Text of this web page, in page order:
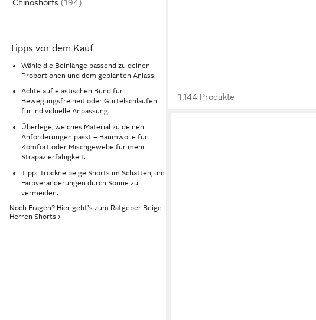
Chinoshorts
Tipps vor dem Kauf
Wähle die Beinlänge passend zu deinen
Proportionen und dem geplanten Anlass.
Achte auf elastischen Bund für
Bewegungsfreiheit oder Gürtelschlaufen
für individuelle Anpassung.
Überlege, welches Material zu deinen
Anforderungen passt – Baumwolle für
Komfort oder Mischgewebe für mehr
Strapazierfähigkeit.
Tipp: Trockne beige Shorts im Schatten, um
Farbveränderungen durch Sonne zu
vermeiden.
Noch Fragen? Hier geht's zum Ratgeber Beige
Herren Shorts ›
1.144 Produkte